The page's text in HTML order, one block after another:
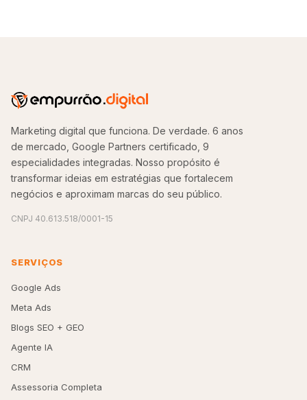
Marketing digital que funciona. De verdade. 6 anos
de mercado, Google Partners certificado, 9
especialidades integradas. Nosso propósito é
transformar ideias em estratégias que fortalecem
negócios e aproximam marcas do seu público.
CNPJ 40.613.518/0001-15
SERVIÇOS
Google Ads
Meta Ads
Blogs SEO + GEO
Agente IA
CRM
Assessoria Completa